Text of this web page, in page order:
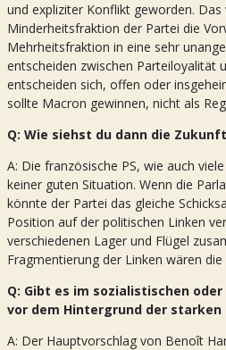
und expliziter Konflikt geworden.
Minderheitsfraktion der Partei die
Mehrheitsfraktion in eine sehr
entscheiden zwischen Parteiloyalität
entscheiden sich, offen oder
sollte Macron gewinnen, nicht als
Q: Wie siehst du dann die
A: Die französische PS, wie auch
keiner guten Situation. Wenn die
könnte der Partei das gleiche
Position auf der politischen Linken
verschiedenen Lager und Flügel
Fragmentierung der Linken wären die
Q: Gibt es im sozialistischen
vor dem Hintergrund der
A: Der Hauptvorschlag von Benoît